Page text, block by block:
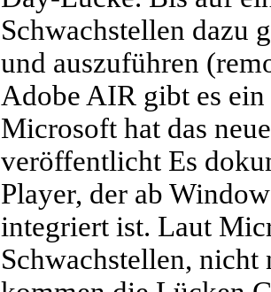
Schwachstellen dazu
und auszuführen
Adobe AIR gibt es ein
Microsoft hat das
veröffentlicht Es
Player, der ab
integriert ist. Laut
Schwachstellen,